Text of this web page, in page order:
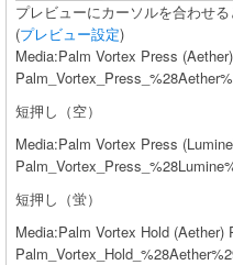
プレビューにカーソルを合わせる
(プレビュー設定)
Media:Palm Vortex Press
短押し（空）
Media:Palm Vortex Press
短押し（蛍）
Media:Palm Vortex Hold (Aether)